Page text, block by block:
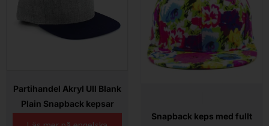
Partihandel Akryl Ull Blank
Plain Snapback kepsar
Snapback keps med fullt